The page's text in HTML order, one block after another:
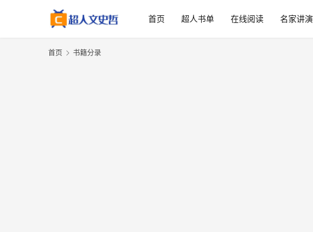
首页 超人书单 在线阅读 名家讲演
首页 书籍分录